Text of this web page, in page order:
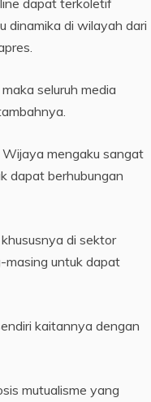
dinamika di wilayah dari
seluruh media
mengaku sangat
dapat berhubungan
di sektor
masing untuk dapat
kaitannya dengan
mutualisme yang